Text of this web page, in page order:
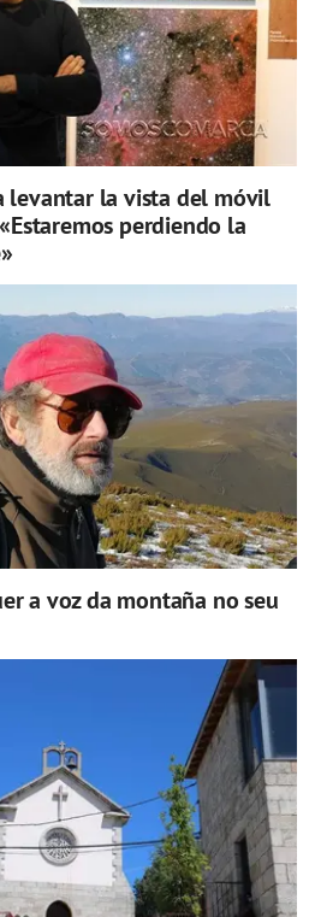
levantar la vista del móvil
perdiendo la
a voz da montaña no seu